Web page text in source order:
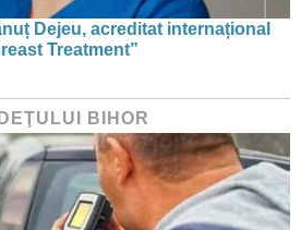
Dejeu, acreditat internațional
Treatment”
BIHOR